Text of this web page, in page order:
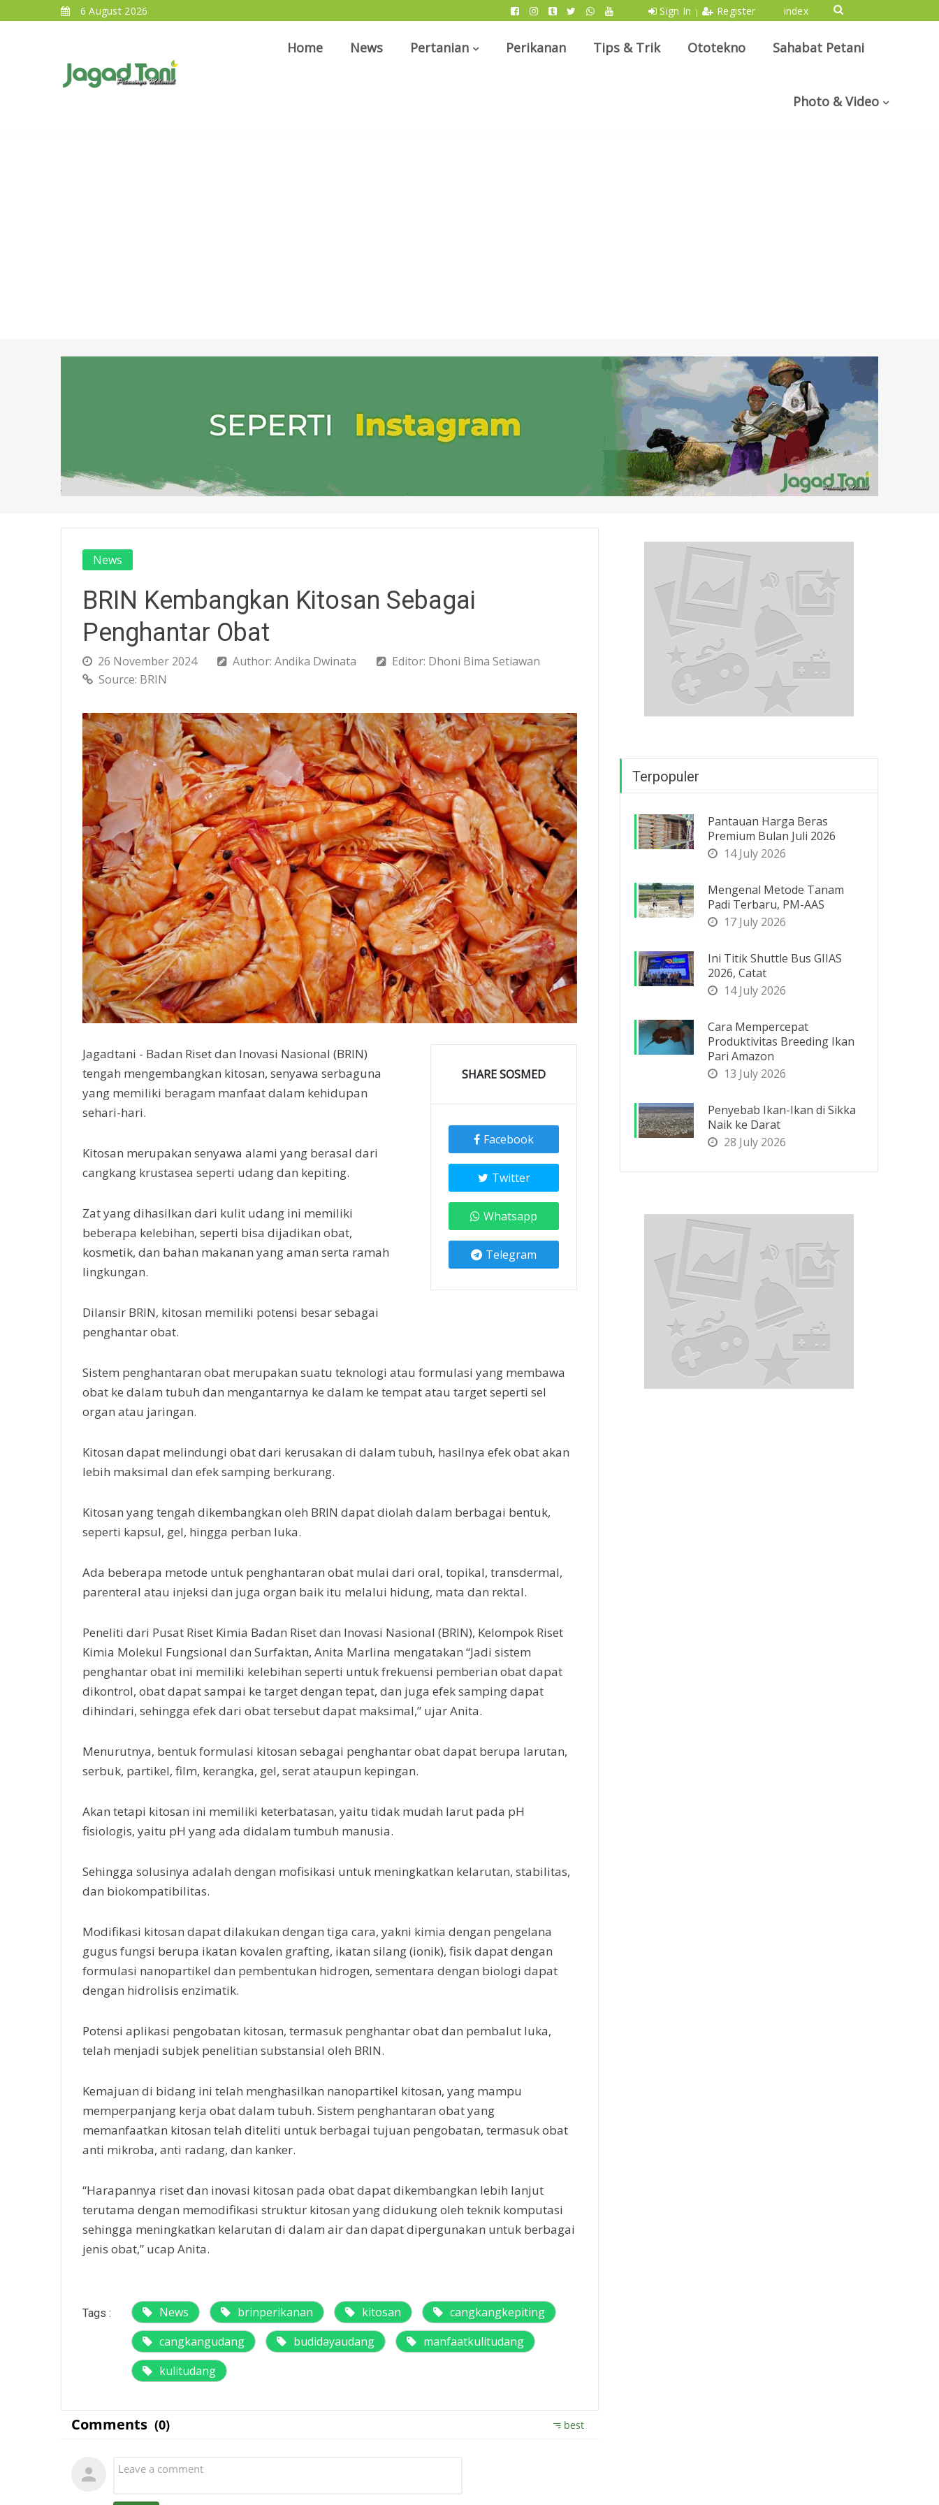
6 August 2026 Sign In | Register index
Home News Pertanian Perikanan Tips & Trik Ototekno Sahabat Petani
Photo & Video
News
BRIN Kembangkan Kitosan Sebagai
Penghantar Obat
26 November 2024 Author: Andika Dwinata
Editor: Dhoni Bima Setiawan
Source: BRIN
SHARE SOSMED
Facebook
Twitter
Whatsapp
Telegram
Jagadtani - Badan Riset dan Inovasi Nasional (BRIN)
tengah mengembangkan kitosan, senyawa serbaguna
yang memiliki beragam manfaat dalam kehidupan
sehari-hari.
Kitosan merupakan senyawa alami yang berasal dari
cangkang krustasea seperti udang dan kepiting.
Zat yang dihasilkan dari kulit udang ini memiliki
beberapa kelebihan, seperti bisa dijadikan obat,
kosmetik, dan bahan makanan yang aman serta ramah
lingkungan.
Dilansir BRIN, kitosan memiliki potensi besar sebagai
penghantar obat.
Sistem penghantaran obat merupakan suatu teknologi atau formulasi yang membawa
obat ke dalam tubuh dan mengantarnya ke dalam ke tempat atau target seperti sel
organ atau jaringan.
Kitosan dapat melindungi obat dari kerusakan di dalam tubuh, hasilnya efek obat akan
lebih maksimal dan efek samping berkurang.
Kitosan yang tengah dikembangkan oleh BRIN dapat diolah dalam berbagai bentuk,
seperti kapsul, gel, hingga perban luka.
Ada beberapa metode untuk penghantaran obat mulai dari oral, topikal, transdermal,
parenteral atau injeksi dan juga organ baik itu melalui hidung, mata dan rektal.
Peneliti dari Pusat Riset Kimia Badan Riset dan Inovasi Nasional (BRIN), Kelompok Riset
Kimia Molekul Fungsional dan Surfaktan, Anita Marlina mengatakan “Jadi sistem
penghantar obat ini memiliki kelebihan seperti untuk frekuensi pemberian obat dapat
dikontrol, obat dapat sampai ke target dengan tepat, dan juga efek samping dapat
dihindari, sehingga efek dari obat tersebut dapat maksimal,” ujar Anita.
Menurutnya, bentuk formulasi kitosan sebagai penghantar obat dapat berupa larutan,
serbuk, partikel, film, kerangka, gel, serat ataupun kepingan.
Akan tetapi kitosan ini memiliki keterbatasan, yaitu tidak mudah larut pada pH
fisiologis, yaitu pH yang ada didalam tumbuh manusia.
Sehingga solusinya adalah dengan mofisikasi untuk meningkatkan kelarutan, stabilitas,
dan biokompatibilitas.
Modifikasi kitosan dapat dilakukan dengan tiga cara, yakni kimia dengan pengelana
gugus fungsi berupa ikatan kovalen grafting, ikatan silang (ionik), fisik dapat dengan
formulasi nanopartikel dan pembentukan hidrogen, sementara dengan biologi dapat
dengan hidrolisis enzimatik.
Potensi aplikasi pengobatan kitosan, termasuk penghantar obat dan pembalut luka,
telah menjadi subjek penelitian substansial oleh BRIN.
Kemajuan di bidang ini telah menghasilkan nanopartikel kitosan, yang mampu
memperpanjang kerja obat dalam tubuh. Sistem penghantaran obat yang
memanfaatkan kitosan telah diteliti untuk berbagai tujuan pengobatan, termasuk obat
anti mikroba, anti radang, dan kanker.
“Harapannya riset dan inovasi kitosan pada obat dapat dikembangkan lebih lanjut
terutama dengan memodifikasi struktur kitosan yang didukung oleh teknik komputasi
sehingga meningkatkan kelarutan di dalam air dan dapat dipergunakan untuk berbagai
jenis obat,” ucap Anita.
Tags : News brinperikanan kitosan
cangkangkepiting
cangkangudang
budidayaudang
manfaatkulitudang
kulitudang
Terpopuler
Pantauan Harga Beras
Premium Bulan Juli 2026
14 July 2026
Mengenal Metode Tanam
Padi Terbaru, PM-AAS
17 July 2026
Ini Titik Shuttle Bus GIIAS
2026, Catat
14 July 2026
Cara Mempercepat
Produktivitas Breeding Ikan
Pari Amazon
13 July 2026
Penyebab Ikan-Ikan di Sikka
Naik ke Darat
28 July 2026